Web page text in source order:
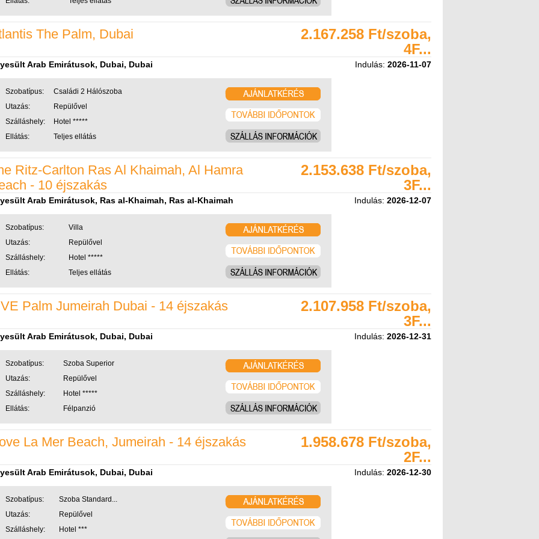
The Palm, Dubai
2.167.258 Ft/szoba,
4F...
Arab Emirátusok, Dubai, Dubai Indulás: 2026-11-07
Szobatípus:
Családi 2 Hálószoba
Utazás:
Repülővel
Szálláshely:
Hotel *****
Ellátás:
Teljes ellátás
Ritz-Carlton Ras Al Khaimah, Al Hamra
- 10 éjszakás
2.153.638 Ft/szoba,
3F...
Arab Emirátusok, Ras al-Khaimah, Ras al-Khaimah Indulás: 2026-12-07
Szobatípus:
Villa
Utazás:
Repülővel
Szálláshely:
Hotel *****
Ellátás:
Teljes ellátás
Palm Jumeirah Dubai - 14 éjszakás
2.107.958 Ft/szoba,
3F...
Arab Emirátusok, Dubai, Dubai Indulás: 2026-12-31
Szobatípus:
Szoba Superior
Utazás:
Repülővel
Szálláshely:
Hotel *****
Ellátás:
Félpanzió
La Mer Beach, Jumeirah - 14 éjszakás
1.958.678 Ft/szoba,
2F...
Arab Emirátusok, Dubai, Dubai Indulás: 2026-12-30
Szobatípus:
Szoba Standard...
Utazás:
Repülővel
Szálláshely:
Hotel ***